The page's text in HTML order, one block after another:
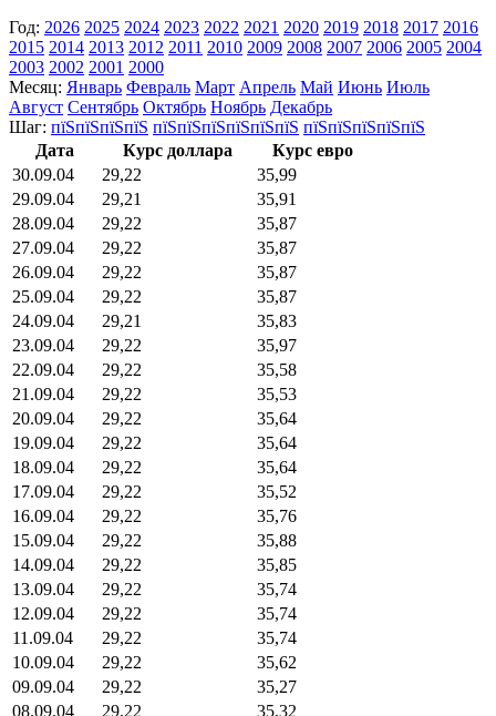
Год: 2026 2025 2024 2023 2022 2021 2020 2019 2018 2017 2016
2015 2014 2013 2012 2011 2010 2009 2008 2007 2006 2005 2004
2003 2002 2001 2000
Месяц: Январь Февраль Март Апрель Май Июнь Июль
Август Сентябрь Октябрь Ноябрь Декабрь
Шаг: пїЅпїЅпїЅпїЅ пїЅпїЅпїЅпїЅпїЅпїЅ пїЅпїЅпїЅпїЅпїЅ
Дата
Курс доллара
Курс евро
30.09.04
29,22
35,99
29.09.04
29,21
35,91
28.09.04
29,22
35,87
27.09.04
29,22
35,87
26.09.04
29,22
35,87
25.09.04
29,22
35,87
24.09.04
29,21
35,83
23.09.04
29,22
35,97
22.09.04
29,22
35,58
21.09.04
29,22
35,53
20.09.04
29,22
35,64
19.09.04
29,22
35,64
18.09.04
29,22
35,64
17.09.04
29,22
35,52
16.09.04
29,22
35,76
15.09.04
29,22
35,88
14.09.04
29,22
35,85
13.09.04
29,22
35,74
12.09.04
29,22
35,74
11.09.04
29,22
35,74
10.09.04
29,22
35,62
09.09.04
29,22
35,27
08.09.04
29,22
35,32